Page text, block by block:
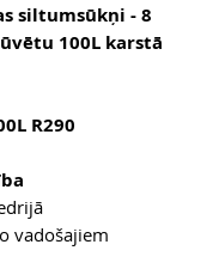
siltumsūkņi - 8
100L karstā
R290
vadošajiem